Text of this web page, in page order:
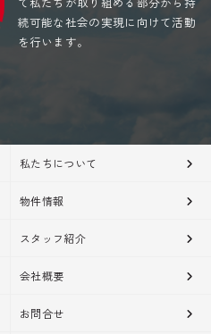
続可能な社会の実現に向けて活動
を行います。
私たちについて
物件情報
スタッフ紹介
会社概要
お問合せ